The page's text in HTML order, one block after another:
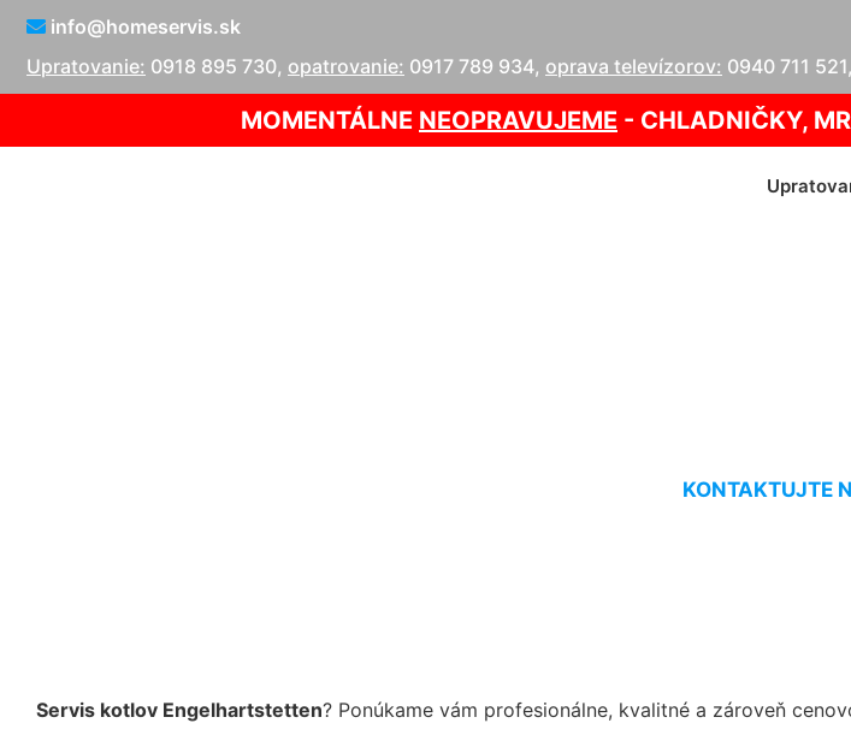
info@homeservis.sk
Upratovanie: 0918 895 730, opatrovanie: 0917 789 934, oprava televízorov: 0940 711 521,
MOMENTÁLNE NEOPRAVUJEME - CHLADNIČKY,
KONTAKTUJTE
Servis kotlov Engelhartstetten? Ponúkame vám profesionálne, kvalitné a zároveň